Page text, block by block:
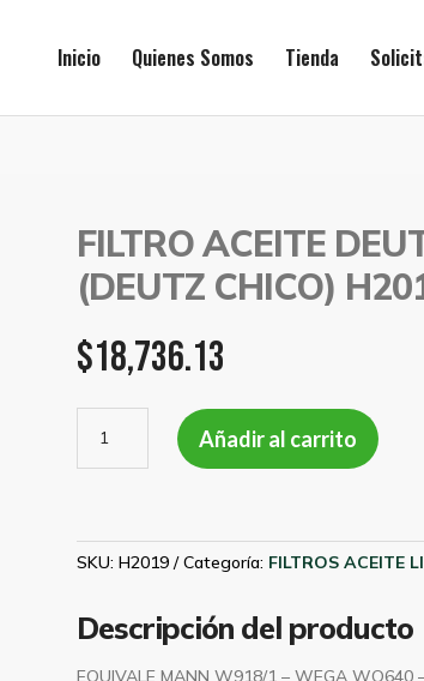
Inicio Quienes Somos Tienda
FILTRO ACEITE
(DEUTZ CHICO)
$18,736.13
ACEITE
DEUTZ
CHICO)
cantidad
Añadir al carrito
SKU: H2019 Categoría: FILTROS ACEITE
Descripción del producto
EQUIVALE MANN W918/1 – WEGA WO640